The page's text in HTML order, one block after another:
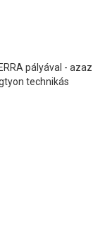
pályával - azaz
technikás